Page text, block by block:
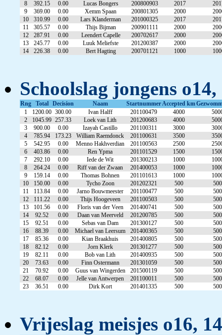
8 392.15 0.00 Lucas Bongers 200800903 2017
9
369.00 0.00 Xemm Spaan 200801305 2000
10
310.99 0.00 Lars Klanderman 201000325 2017
11
305.57 0.00 Thijs Bijman 200901111 2000
12
287.91 0.00 Leendert Capelle 200702617 2000
13
245.77 0.00 Luuk Meliefste 201200387 2000
14
226.38 0.00 Bert Hagting 200701121 1000
Schoolslag jongens
Rng Total Decision Naam StartnummerAccepted km
1
1200.00 300.00 Ivan Halff 201100479 4000
2
1045.99 257.33 Loek van Lith 201200683 4000
3
900.00 0.00 Izayah Castillo 201100311 3000
4
785.94 173.23 William Raemdonck 201100631 3500
5
542.95 0.00 Menno Hakhverdian 201100563 2500
6
403.86 0.00 Ren Ypma 201101529 1500
7
292.10 0.00 Iede de Wit 201300213 1000
8
264.24 0.00 Riff van der Zwaan 201400053 1000
9
159.14 0.00 Thomas Bohnen 201101613 1000
10
150.00 0.00 Tycho Zoon 201202321 500
500
11
113.84 0.00 Jarno Bouwmeester 201100477 500
500
12
111.22 0.00 Thijs Hoogeveen 201100503 500
500
13
101.56 0.00 Floris van der Veen 201400741 500
500
14
92.52 0.00 Daan van Meerveld 201200785 500
500
15
92.51 0.00 Sebas van Dam 201300127 500
500
16
88.39 0.00 Michael van Leersum 201400365 500
500
17
85.36 0.00 Kian Braakhuis 201400805 500
500
18
82.12 0.00 Jorn Klerk 201301277 500
500
19
82.11 0.00 Bob van Lith 201400935 500
500
20
73.63 0.00 Finn Ostermann 201301059 500
500
21
70.92 0.00 Guus van Wingerden 201500119 500
500
22
68.07 0.00 Jelle van Antwerpen 201100011 500
500
23
36.51 0.00 Dirk Kort 201401335 500 500
Vrijeslag meisjes o16,